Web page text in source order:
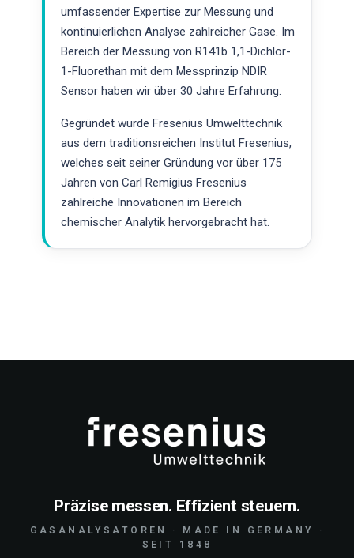
umfassender Expertise zur Messung und
kontinuierlichen Analyse zahlreicher Gase. Im
Bereich der Messung von R141b 1,1-Dichlor-
1-Fluorethan mit dem Messprinzip NDIR
Sensor haben wir über 30 Jahre Erfahrung.
Gegründet wurde Fresenius Umwelttechnik
aus dem traditionsreichen Institut Fresenius,
welches seit seiner Gründung vor über 175
Jahren von Carl Remigius Fresenius
zahlreiche Innovationen im Bereich
chemischer Analytik hervorgebracht hat.
Präzise messen. Effizient steuern.
GASANALYSATOREN · MADE IN GERMANY ·
SEIT 1848